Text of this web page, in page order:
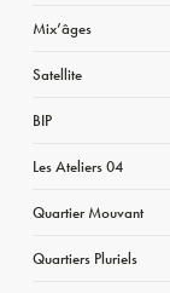
Mix’âges
Satellite
BIP
Les Ateliers 04
Quartier Mouvant
Quartiers Pluriels